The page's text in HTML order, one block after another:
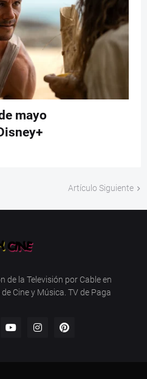
mayo
Artículo Siguiente
de la Televisión por Cable en
Cine y Música. TV de Paga